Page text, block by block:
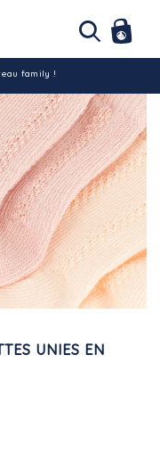
family !
en Tunisie !
(hors promo)
UNIES EN